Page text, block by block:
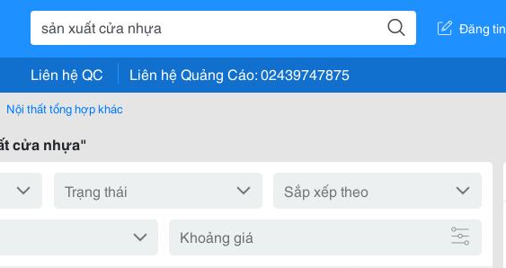
Đăng tin
Liên hệ QC Liên hệ Quảng Cáo: 02439747875
Nội thất tổng hợp khác
cửa nhựa"
Khoảng giá